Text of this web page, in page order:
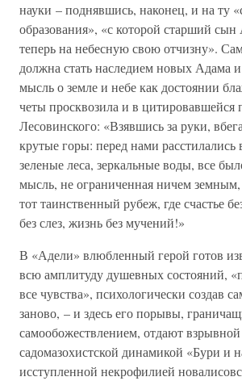
науки – поднявшись, наконец, и на ту
образования», «с которой старший
теперь на небесную свою отчизну».
должна стать наследием новых Адама
мысль о земле и небе как достоянии
четы просквозила и в цитировавшейся
Лесовинского: «Взявшись за руки,
крутые горы: перед нами
зеленые леса, зеркальные воды, все
мысль, не ограниченная ничем земным,
тот таинственный рубеж, где счастье
без слез, жизнь без мучений!»
В «Адели» влюбленный герой готов
всю амплитуду душевных состояний,
все чувства», психологически создав
заново, – и здесь его порывы,
самообожествлением, отдают взрывной
садомазохистской динамикой «Бури и
исступленной некрофилией